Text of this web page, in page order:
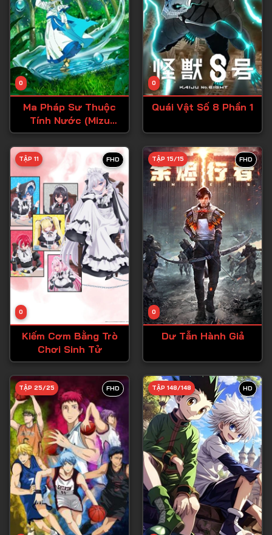
Tập 11
Tập 12
Tập 13
Tập 14
Tập 15
Tập 17
Tập 18
Tập 19
Tập 20
Tập 21
Tập 22
Tập 23
Tập 24
Tập 25
Tập 26
Tập 29
Tập 30
Tập 31
Tập 32
Tập 33
Tập 34
Tập 35
0
Ma Pháp Sư Thuộc
Tính Nước (Mizu
Zokusei no
Mahoutsukai)
0
Quái Vật Số 8 Phần 1
FHD
0
TẬP 11
Kiếm Cơm Bằng Trò
Chơi Sinh Tử
FHD
0
TẬP 15/15
Dư Tẫn Hành Giả
FHD
TẬP 25/25 HD
TẬP 148/148